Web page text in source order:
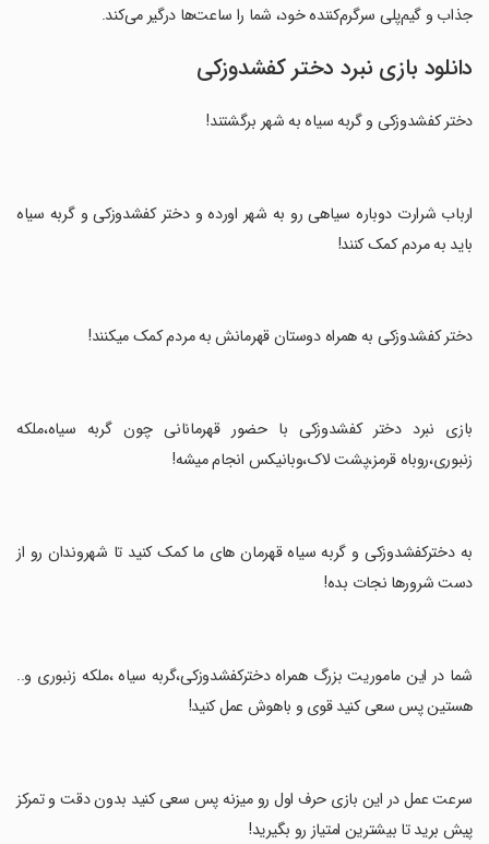
جذاب و گیم‌پلی سرگرم‌کننده خود، شما را ساعت‌ها درگیر می‌کند.
دانلود بازی نبرد دختر کفشدوزکی
دختر کفشدوزکی و گربه سیاه به شهر برگشتند!
‏ارباب شرارت دوباره سیاهی رو به شهر اورده و دختر کفشدوزکی و گربه سیاه
باید به مردم کمک کنند!
‏دختر کفشدوزکی به همراه دوستان قهرمانش به مردم کمک میکنند!
‏بازی نبرد دختر کفشدوزکی با حضور قهرمانانی چون گربه سیاه،ملکه
زنبوری،روباه قرمز،پشت لاک،وبانیکس انجام میشه!
‏به دخترکفشدوزکی و گربه سیاه قهرمان های ما کمک کنید تا شهروندان رو از
دست شرورها نجات بده!
‏شما در این ماموریت بزرگ همراه دخترکفشدوزکی،گربه سیاه ،ملکه زنبوری و..
هستین پس سعی کنید قوی و باهوش عمل کنید!
‏سرعت عمل در این بازی حرف اول رو میزنه پس سعی کنید بدون دقت و تمرکز
پیش برید تا بیشترین امتیاز رو بگیرید!